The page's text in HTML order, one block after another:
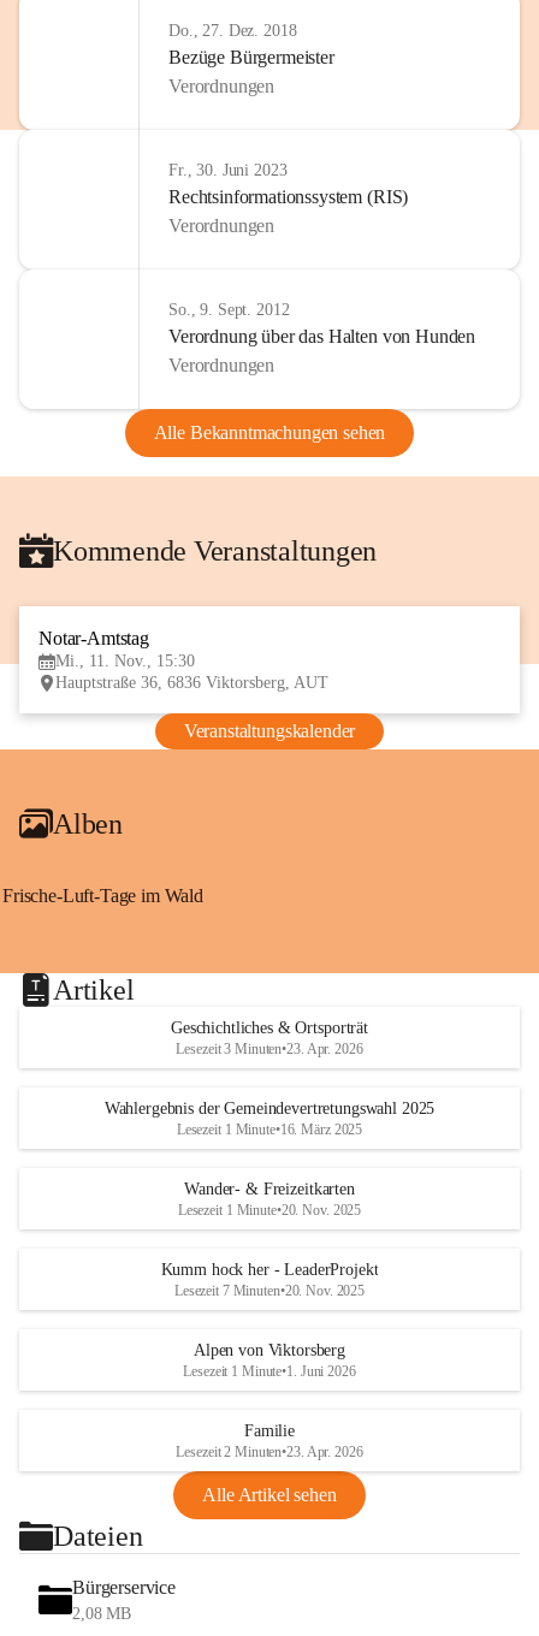
Do., 27. Dez. 2018
Bezüge Bürgermeister
Verordnungen
Fr., 30. Juni 2023
Rechtsinformationssystem (RIS)
Verordnungen
So., 9. Sept. 2012
Verordnung über das Halten von Hunden
Verordnungen
Alle Bekanntmachungen sehen
Kommende Veranstaltungen
Notar-Amtstag
Mi., 11. Nov., 15:30
Hauptstraße 36, 6836 Viktorsberg, AUT
Veranstaltungskalender
Alben
Frische-Luft-Tage im Wald
Artikel
Geschichtliches & Ortsporträt
Lesezeit 3 Minuten•23. Apr. 2026
Wahlergebnis der Gemeindevertretungswahl 2025
Lesezeit 1 Minute•16. März 2025
Wander- & Freizeitkarten
Lesezeit 1 Minute•20. Nov. 2025
Kumm hock her - LeaderProjekt
Lesezeit 7 Minuten•20. Nov. 2025
Alpen von Viktorsberg
Lesezeit 1 Minute•1. Juni 2026
Familie
Lesezeit 2 Minuten•23. Apr. 2026
Alle Artikel sehen
Dateien
Bürgerservice
2,08 MB